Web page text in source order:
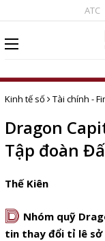
ATC
Kinh tế số Tài chính -
Dragon
Tập đoàn
Thế Kiên
D Nhóm quỹ
tin thay đổi tỉ lê sở